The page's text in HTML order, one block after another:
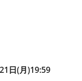
日(月)19:59